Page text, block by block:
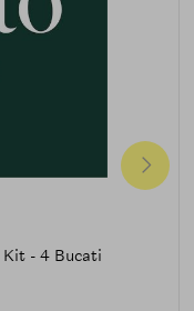
Kit - 4 Bucati